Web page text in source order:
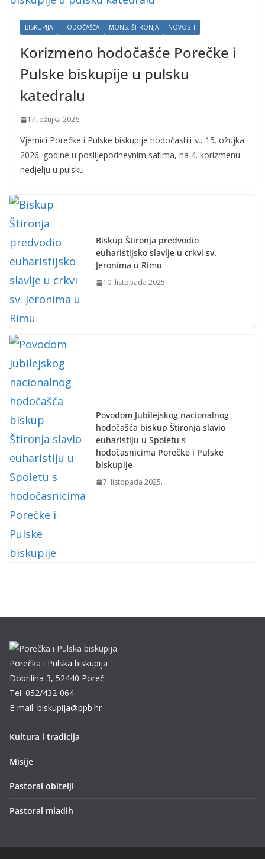
BISKUPIJA HODOČAŠĆA MONS. ŠTIRONJA NOVOSTI
Korizmeno hodočašće Porečke i
Pulske biskupije u pulsku
katedralu
17. ožujka 2026.
Vjernici Porečke i Pulske biskupije hodočastili su 15. ožujka
2026. godine u poslijepodnevnim satima, na 4. korizmenu
nedjelju u pulsku
Biskup Štironja predvodio
euharistijsko slavlje u crkvi sv.
Jeronima u Rimu
10. listopada 2025.
Povodom Jubilejskog nacionalnog
hodočašća biskup Štironja slavio
euharistiju u Spoletu s
hodočasnicima Porečke i Pulske
biskupije
7. listopada 2025.
Porečka i Pulska biskupija
Dobrilina 3, 52440 Poreč
Tel: 052/432-064
E-mail: biskupija@ppb.hr
Kultura i tradicija
Misije
Pastoral obitelji
Pastoral mladih